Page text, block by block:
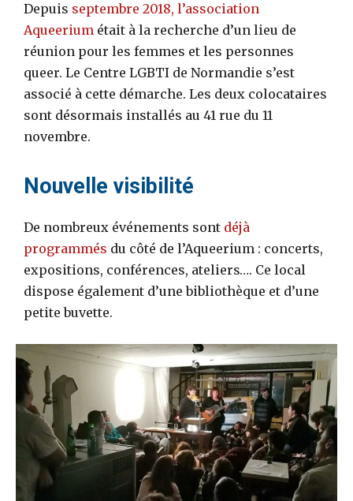
Depuis septembre 2018, l’association
Aqueerium était à la recherche d’un lieu de
réunion pour les femmes et les personnes
queer. Le Centre LGBTI de Normandie s’est
associé à cette démarche. Les deux colocataires
sont désormais installés au 41 rue du 11
novembre.
Nouvelle visibilité
De nombreux événements sont déjà
programmés du côté de l’Aqueerium : concerts,
expositions, conférences, ateliers…. Ce local
dispose également d’une bibliothèque et d’une
petite buvette.